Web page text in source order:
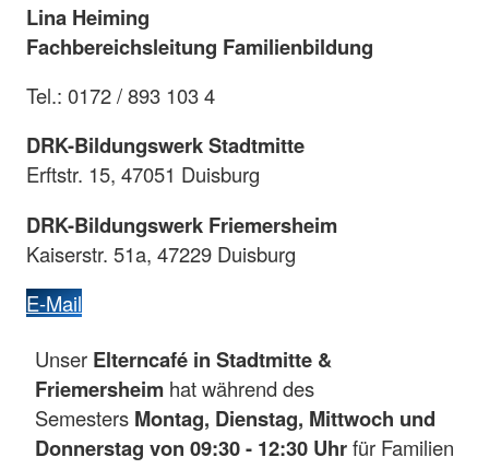
Lina Heiming
Fachbereichsleitung Familienbildung
Tel.: 0172 / 893 103 4
DRK-Bildungswerk Stadtmitte
Erftstr. 15, 47051 Duisburg
DRK-Bildungswerk Friemersheim
Kaiserstr. 51a, 47229 Duisburg
E-Mail
Unser Elterncafé in Stadtmitte &
Friemersheim hat während des
Semesters Montag, Dienstag, Mittwoch und
Donnerstag von 09:30 - 12:30 Uhrfür Familien